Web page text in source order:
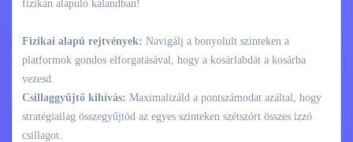
fizikán alapuló kalandban!
Fizikai alapú rejtvények: Navigálj a bonyolult szinteken a
platformok gondos elforgatásával, hogy a kosárlabdát a kosárba
vezesd.
Csillaggyűjtő kihívás: Maximalizáld a pontszámodat azáltal, hogy
stratégiailag összegyűjtöd az egyes szinteken szétszórt összes izzó
csillagot.